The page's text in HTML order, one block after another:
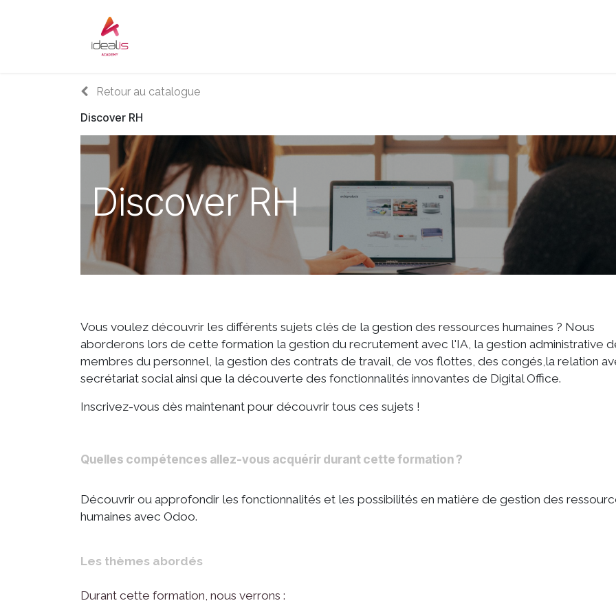
Retour au catalogue
Discover RH
Discover RH
Vous voulez découvrir les différents sujets clés de la gestion des ressources humaines ? Nous
aborderons lors de cette formation la gestion du recrutement avec l'IA, la gestion administrative
membres du personnel, la gestion des contrats de travail, de vos flottes, des congés,la relation
secrétariat social ainsi que la découverte des fonctionnalités innovantes de Digital Office.
Inscrivez-vous dès maintenant pour découvrir tous ces sujets !
Quelles compétences allez-vous acquérir durant cette formation ?
Découvrir ou approfondir les fonctionnalités et les possibilités en matière de gestion des
humaines avec Odoo.
Les thèmes abordés
Durant cette formation, nous verrons :